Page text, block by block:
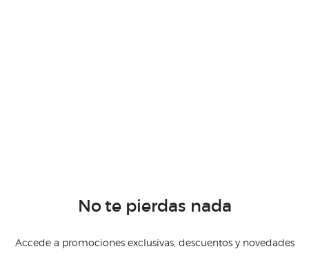
No te pierdas nada
Accede a promociones exclusivas, descuentos y novedades